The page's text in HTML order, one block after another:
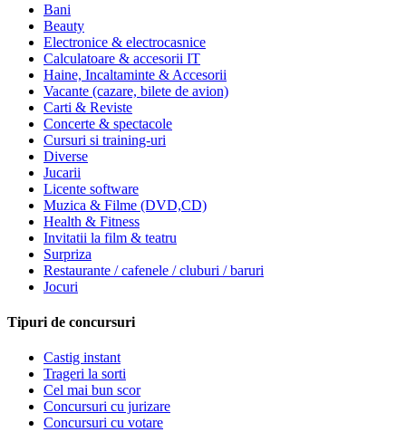
Bani
Beauty
Electronice & electrocasnice
Calculatoare & accesorii IT
Haine, Incaltaminte & Accesorii
Vacante (cazare, bilete de avion)
Carti & Reviste
Concerte & spectacole
Cursuri si training-uri
Diverse
Jucarii
Licente software
Muzica & Filme (DVD,CD)
Health & Fitness
Invitatii la film & teatru
Surpriza
Restaurante / cafenele / cluburi / baruri
Jocuri
Tipuri de concursuri
Castig instant
Trageri la sorti
Cel mai bun scor
Concursuri cu jurizare
Concursuri cu votare